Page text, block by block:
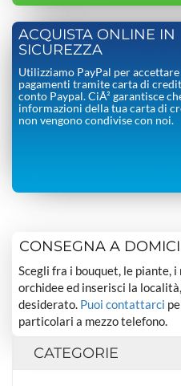
ACQUISTA ONLINE IN
SICUREZZA
Utilizziamo PayPal per accettare
pagamenti tramite carta di
conto Paypal. CiÃ² garantisce
informazioni della tua carta di
non vengono condivise con noi.
CONSEGNA A
Scegli fra i bouquet, le piante,
orchidee ed inserisci la
desiderato. Puoi contattarci
particolari a mezzo telefono.
CATEGORIE